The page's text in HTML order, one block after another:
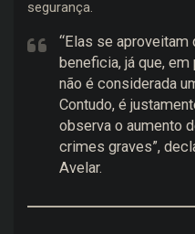
segurança.
“Elas se aproveitam
beneficia, já que,
não é considerada
Contudo, é
observa o aumento
crimes graves”,
Avelar.